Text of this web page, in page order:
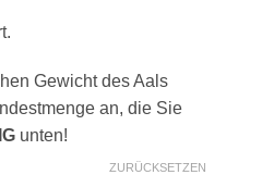
Gewicht des Aals
an, die Sie
unten!
ZURÜCKSETZEN